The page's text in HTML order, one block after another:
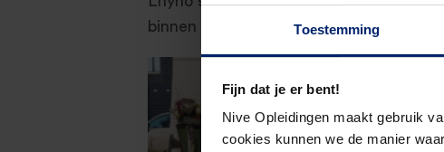
Toestemming
Fijn dat je er bent!
Nive Opleidingen maakt gebruik
cookies kunnen we de manier
binnen management consultancy.